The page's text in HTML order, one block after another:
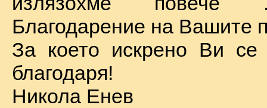
Благодарение на Вашите
За което искрено Ви се
благодаря!
Никола Енев